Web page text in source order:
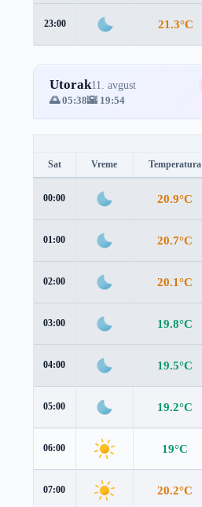
23:00 21.3°C
Utorak11. avgust
🌅 05:38🌇 19:54
Sat Vreme Temperatura
00:00 20.9°C
01:00 20.7°C
02:00 20.1°C
03:00 19.8°C
04:00 19.5°C
05:00 19.2°C
06:00 19°C
07:00 20.2°C